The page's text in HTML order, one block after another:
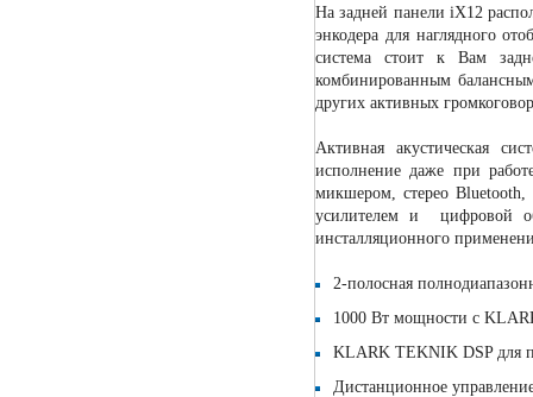
На задней панели iX12
энкодера для наглядного
система стоит к Вам
комбинированным
других активных
Активная акустическая
исполнение даже при
микшером, стерео
усилителем и цифровой
инсталляционного
2-полосная
1000 Вт мощности с
KLARK TEKNIK DSP для
Дистанционное